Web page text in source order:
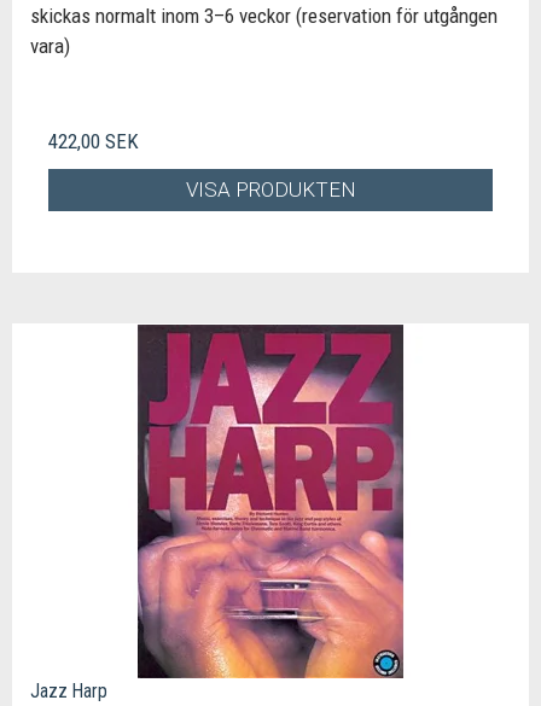
skickas normalt inom 3–6 veckor (reservation för utgången
vara)
422,00 SEK
VISA PRODUKTEN
Jazz Harp